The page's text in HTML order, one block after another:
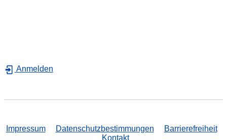
Anmelden
Impressum Datenschutzbestimmungen
Barrierefreiheit
Kontakt